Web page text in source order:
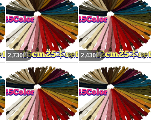
いいね！
2,730円 いいね！
2,430円